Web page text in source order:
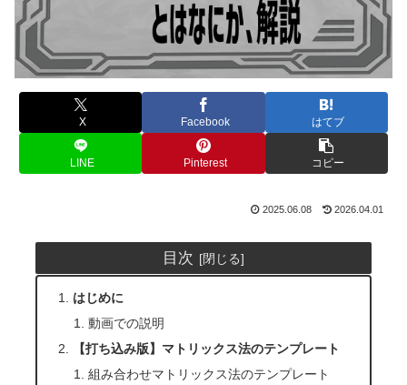
X Facebook はてブ
LINE Pinterest コピー
2025.06.08 2026.04.01
目次
はじめに
動画での説明
【打ち込み版】マトリックス法のテンプレート
組み合わせマトリックス法のテンプレート